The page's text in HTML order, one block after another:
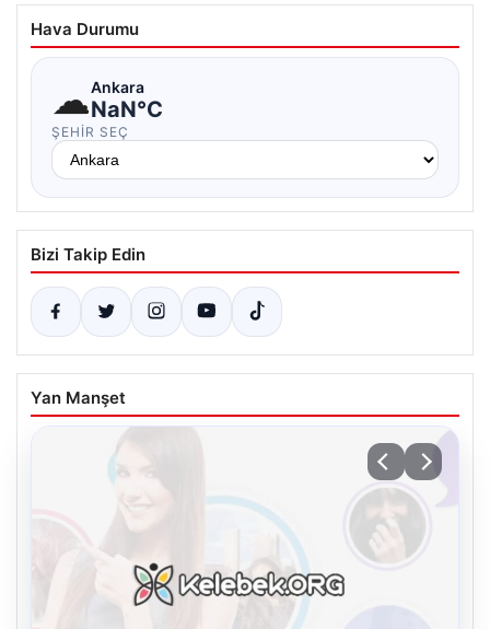
Hava Durumu
☁Ankara
NaN°C
ŞEHIR SEÇ
Bizi Takip Edin
Yan Manşet